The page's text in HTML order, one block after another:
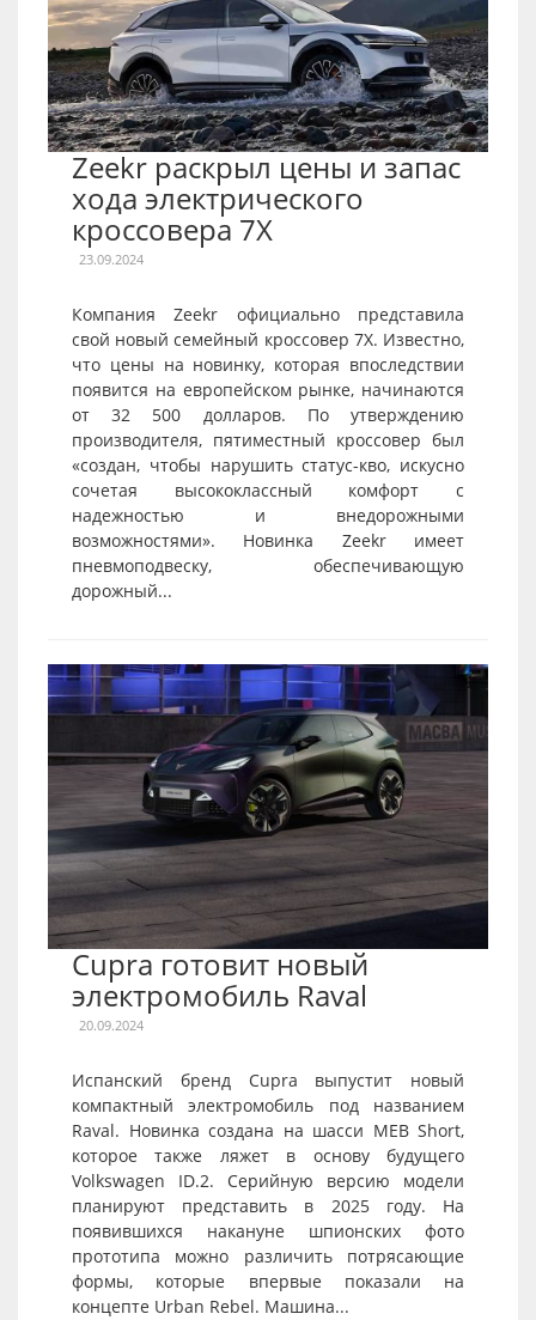
Zeekr раскрыл цены и запас
хода электрического
кроссовера 7X
23.09.2024
Компания Zeekr официально представила
свой новый семейный кроссовер 7X. Известно,
что цены на новинку, которая впоследствии
появится на европейском рынке, начинаются
от 32 500 долларов. По утверждению
производителя, пятиместный кроссовер был
«создан, чтобы нарушить статус-кво, искусно
сочетая высококлассный комфорт с
надежностью и внедорожными
возможностями». Новинка Zeekr имеет
пневмоподвеску, обеспечивающую
дорожный...
Cupra готовит новый
электромобиль Raval
20.09.2024
Испанский бренд Cupra выпустит новый
компактный электромобиль под названием
Raval. Новинка создана на шасси MEB Short,
которое также ляжет в основу будущего
Volkswagen ID.2. Серийную версию модели
планируют представить в 2025 году. На
появившихся накануне шпионских фото
прототипа можно различить потрясающие
формы, которые впервые показали на
концепте Urban Rebel. Машина...